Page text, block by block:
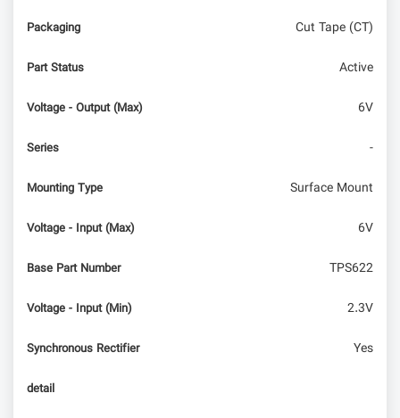
Packaging Cut Tape (CT)
Part Status Active
Voltage - Output (Max) 6V
Series -
Mounting Type Surface Mount
Voltage - Input (Max) 6V
Base Part Number TPS622
Voltage - Input (Min) 2.3V
Synchronous Rectifier Yes
detail